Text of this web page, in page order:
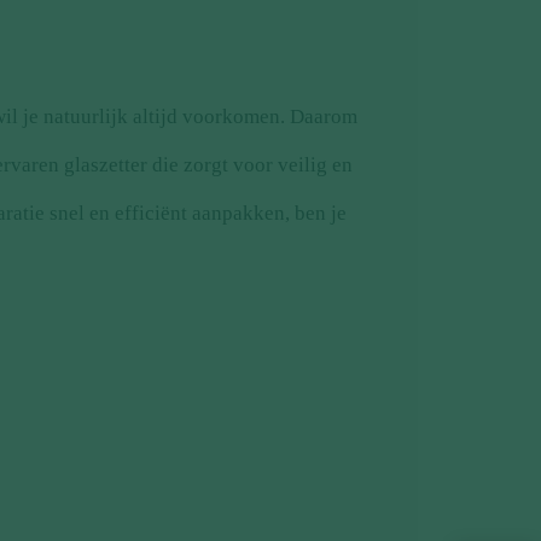
je natuurlijk altijd voorkomen. Daarom
glaszetter die zorgt voor veilig en
snel en efficiënt aanpakken, ben je